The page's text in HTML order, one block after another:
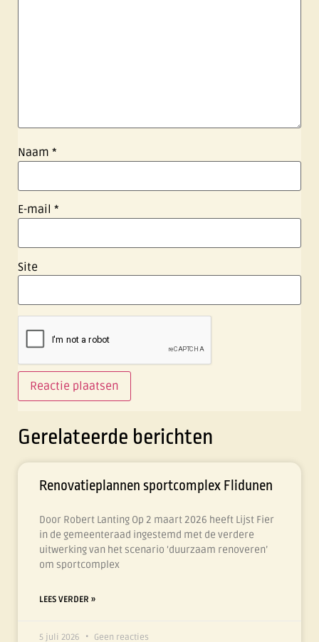
Naam *
E-mail *
Site
Gerelateerde berichten
Renovatieplannen sportcomplex Flidunen
Door Robert Lanting Op 2 maart 2026 heeft Lijst Fier
in de gemeenteraad ingestemd met de verdere
uitwerking van het scenario ‘duurzaam renoveren’
om sportcomplex
LEES VERDER »
5 juli 2026 Geen reacties